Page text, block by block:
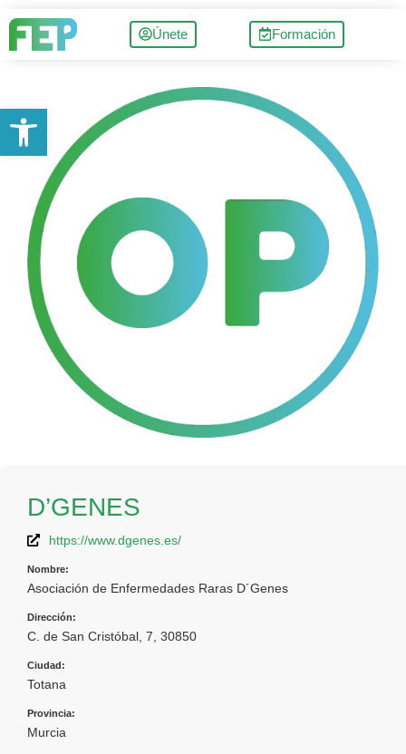
Únete Formación
D’GENES
https://www.dgenes.es/
Nombre:
Asociación de Enfermedades Raras D´Genes
Dirección:
C. de San Cristóbal, 7, 30850
Ciudad:
Totana
Provincia:
Murcia
Abrir barra de herramientas